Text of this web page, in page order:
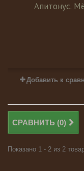
Апитонус.
Добавить к
СРАВНИТЬ (0)
Показано 1 - 2 из 2